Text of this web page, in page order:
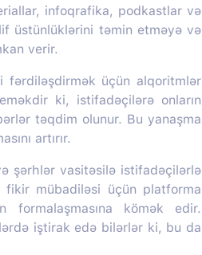
infoqrafika, podkastlar və
üstünlüklərini təmin etməyə və
verir.
fərdiləşdirmək üçün alqoritmlər
ki, istifadəçilərə onların
təqdim olunur. Bu yanaşma
artırır.
şərhlər vasitəsilə istifadəçilərlə
fikir mübadiləsi üçün platforma
kömək edir.
iştirak edə bilərlər ki, bu da